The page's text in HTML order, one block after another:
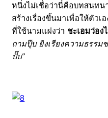
หนึ่งไม่เชื่อว่านี่คือบทสนทน
สร้างเรื่องขึ้นมาเพื่อให้ตัวเ
ที่ใช้นามแฝงว่า ชะเอมว่อง
ถามปุ๊บ ยิงเรียงความธรร
ปั๊บ”